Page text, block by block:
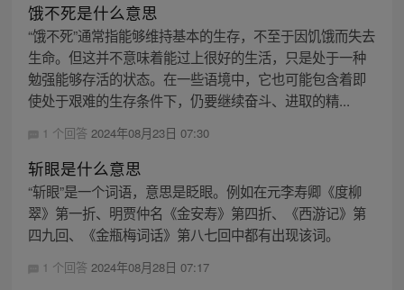
饿不死是什么意思
“饿不死”通常指能够维持基本的生存，不至于因饥饿而失去
生命。但这并不意味着能过上很好的生活，只是处于一种
勉强能够存活的状态。在一些语境中，它也可能包含着即
使处于艰难的生存条件下，仍要继续奋斗、进取的精...
1 个回答 2024年08月23日 07:30
斩眼是什么意思
“斩眼”是一个词语，意思是眨眼。例如在元李寿卿《度柳
翠》第一折、明贾仲名《金安寿》第四折、《西游记》第
四九回、《金瓶梅词话》第八七回中都有出现该词。
1 个回答 2024年08月28日 07:17